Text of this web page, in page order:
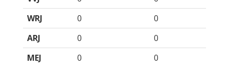
WRJ
0
0
ARJ
0
0
MEJ
0 0